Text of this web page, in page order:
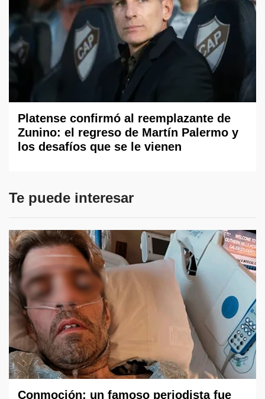
Platense confirmó al reemplazante de
Zunino: el regreso de Martín Palermo y
los desafíos que se le vienen
Te puede interesar
Conmoción: un famoso periodista fue